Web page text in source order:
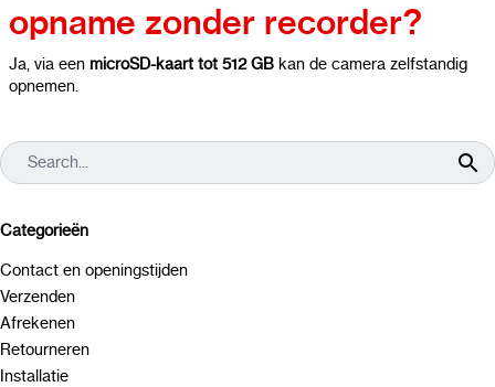
opname zonder recorder?
Ja, via een microSD-kaart tot 512 GB kan de camera zelfstandig
opnemen.
Categorieën
Contact en openingstijden
Verzenden
Afrekenen
Retourneren
Installatie